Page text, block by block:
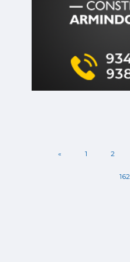
« 1 2
162